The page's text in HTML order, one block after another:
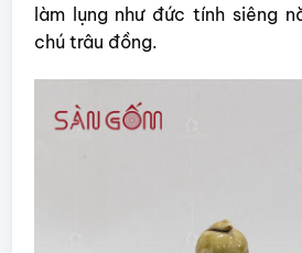
làm lụng như đức tính siêng
chú trâu đồng.